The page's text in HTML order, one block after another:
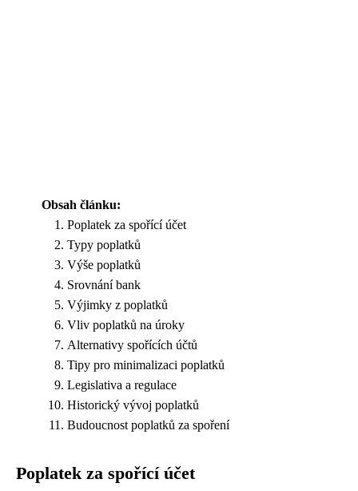
Obsah článku:
Poplatek za spořící účet
Typy poplatků
Výše poplatků
Srovnání bank
Výjimky z poplatků
Vliv poplatků na úroky
Alternativy spořících účtů
Tipy pro minimalizaci poplatků
Legislativa a regulace
Historický vývoj poplatků
Budoucnost poplatků za spoření
Poplatek za spořící účet